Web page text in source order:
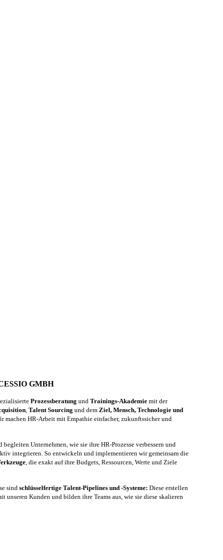
GMBH
Prozessberatung und Trainings-Akademie mit der
Talent Sourcing und dem Ziel, Mensch, Technologie und
machen HR-Arbeit mit Empathie einfacher, zukunftssicher und
begleiten Unternehmen, wie sie ihre HR-Prozesse verbessern und
integrieren. So entwickeln und implementieren wir gemeinsam die
, die exakt auf ihre Budgets, Ressourcen, Werte und Ziele
sind schlüsselfertige Talent-Pipelines und -Systeme: Diese erstellen
unseren Kunden und bilden ihre Teams aus, wie sie diese skalieren